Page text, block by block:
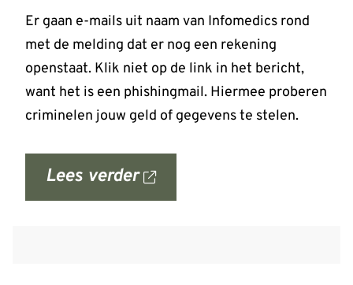
Er gaan e-mails uit naam van Infomedics rond
met de melding dat er nog een rekening
openstaat. Klik niet op de link in het bericht,
want het is een phishingmail. Hiermee proberen
criminelen jouw geld of gegevens te stelen.
Lees verder
over